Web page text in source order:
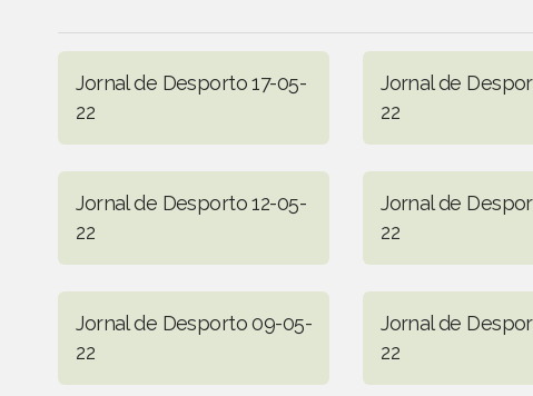
Jornal de Desporto 17-05-
22
Jornal de
22
Jornal de Desporto 12-05-
22
Jornal de
22
Jornal de Desporto 09-05-
22
Jornal de
22